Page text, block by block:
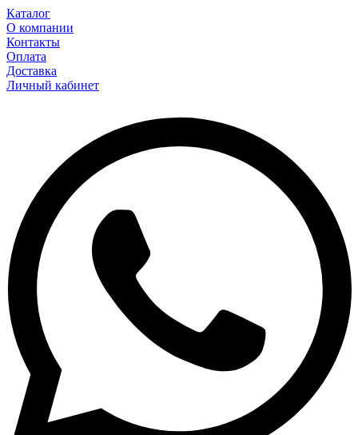
Каталог
О компании
Контакты
Оплата
Доставка
Личный кабинет